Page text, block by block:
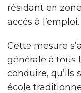
résidant en
accès à l’emploi.
Cette mesure
générale à tous
conduire, qu’ils
école